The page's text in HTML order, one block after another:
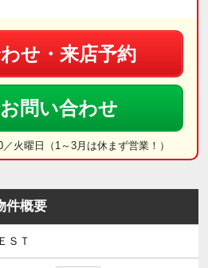
せ・来店予約
問い合わせ
火曜日（1～3月は休まず営業！）
件概要
ＳＴ